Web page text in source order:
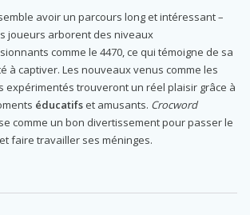
avoir un parcours long et intéressant –
joueurs arborent des niveaux
comme le 4470, ce qui témoigne de sa
à captiver. Les nouveaux venus comme les
expérimentés trouveront un réel plaisir grâce à
éducatifs et amusants. Crocword
comme un bon divertissement pour passer le
faire travailler ses méninges.